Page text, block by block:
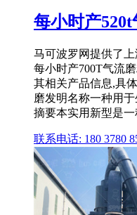
每小时产
马可波罗网提供了
每小时产700T气流
其相关产品信息,具
磨发明名称一种用
摘要本实用新型是
联系电话: 180 3780